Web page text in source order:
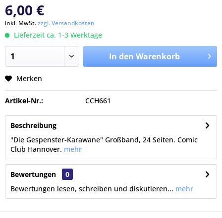
6,00 €
inkl. MwSt.zzgl. Versandkosten
Lieferzeit ca. 1-3 Werktage
In den Warenkorb
Merken
Artikel-Nr.: CCH661
Beschreibung
"Die Gespenster-Karawane" Großband, 24 Seiten. Comic
Club Hannover. mehr
Bewertungen
0
Bewertungen lesen, schreiben und diskutieren... mehr